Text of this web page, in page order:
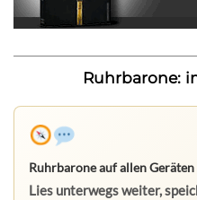
Ruhrbarone:
Ruhrbarone auf allen Geräten
Lies unterwegs weiter,